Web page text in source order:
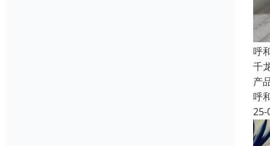
呼
千
产
呼
25-